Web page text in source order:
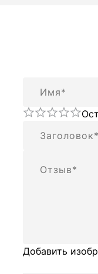
Добавить